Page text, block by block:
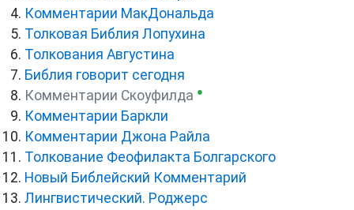
Комментарии МакДональда
Толковая Библия Лопухина
Толкования Августина
Библия говорит сегодня
Комментарии Скоуфилда ●
Комментарии Баркли
Комментарии Джона Райла
Толкование Феофилакта Болгарского
Новый Библейский Комментарий
Лингвистический. Роджерс